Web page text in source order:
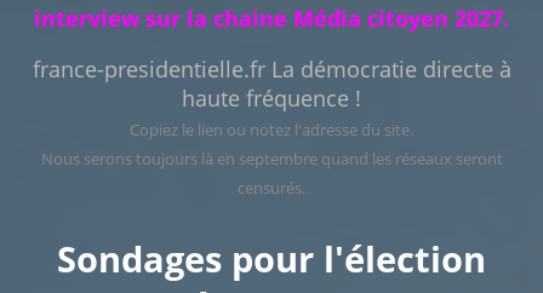
interview sur la chaine Média citoyen 2027.
france-presidentielle.fr La démocratie directe à
haute fréquence !
Copiez le lien ou notez l'adresse du site.
Nous serons toujours là en septembre quand les réseaux seront
censurés.
Sondages pour l'élection